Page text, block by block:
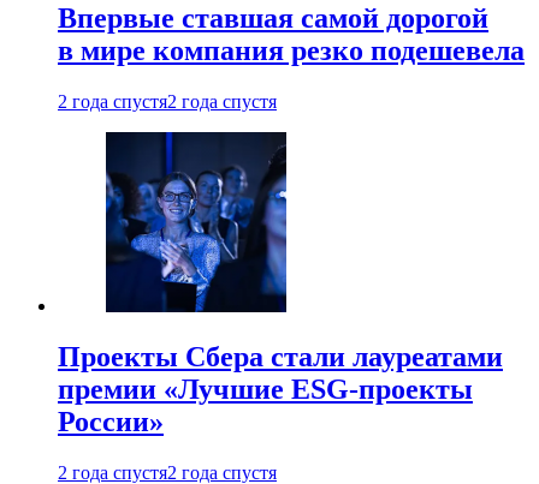
Впервые ставшая самой дорогой
в мире компания резко подешевела
2 года спустя2 года спустя
Проекты Сбера стали лауреатами
премии «Лучшие ESG-проекты
России»
2 года спустя2 года спустя